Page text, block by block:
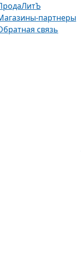
партнеры
связь